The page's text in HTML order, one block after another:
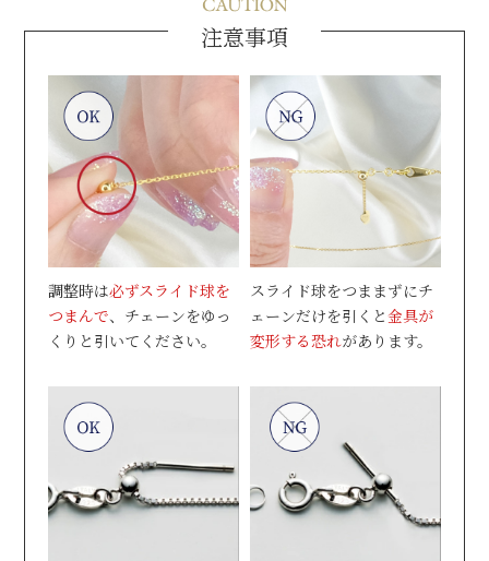
注意事項
調整時は必ずスライド球を
つまんで、チェーンをゆっ
くりと引いてください。
スライド球をつままずにチ
ェーンだけを引くと金具が
変形する恐れがあります。